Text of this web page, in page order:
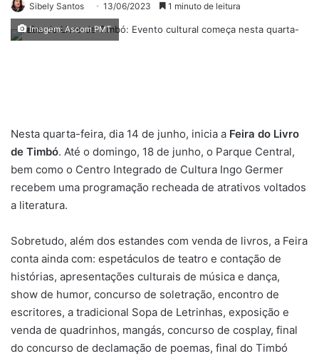
Sibely Santos 13/06/2023 1 minuto de leitura
Imagem: Ascom PMT
Nesta quarta-feira, dia 14 de junho, inicia a Feira do Livro
de Timbó. Até o domingo, 18 de junho, o Parque Central,
bem como o Centro Integrado de Cultura Ingo Germer
recebem uma programação recheada de atrativos voltados
a literatura.
Sobretudo, além dos estandes com venda de livros, a Feira
conta ainda com: espetáculos de teatro e contação de
histórias, apresentações culturais de música e dança,
show de humor, concurso de soletração, encontro de
escritores, a tradicional Sopa de Letrinhas, exposição e
venda de quadrinhos, mangás, concurso de cosplay, final
do concurso de declamação de poemas, final do Timbó